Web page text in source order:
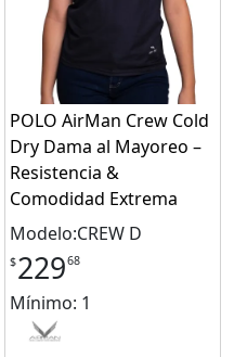
POLO AirMan Crew Cold
Dry Dama al Mayoreo –
Resistencia &
Comodidad Extrema
Modelo:CREW D
$22968
Mínimo: 1